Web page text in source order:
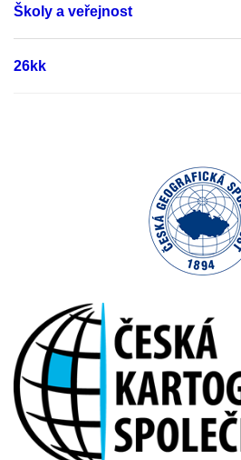
Školy a veřejnost
26kk